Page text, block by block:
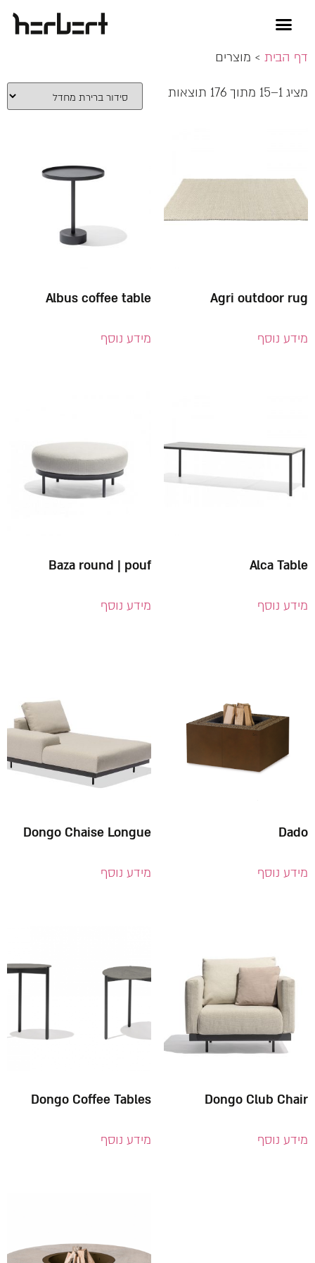
דף הבית > מוצרים
מציג 1–15 מתוך 176 תוצאות
Agri outdoor rug
מידע נוסף
Albus coffee table
מידע נוסף
Alca Table
מידע נוסף
Baza round | pouf
מידע נוסף
Dado
מידע נוסף
Dongo Chaise Longue
מידע נוסף
Dongo Club Chair
מידע נוסף
Dongo Coffee Tables
מידע נוסף